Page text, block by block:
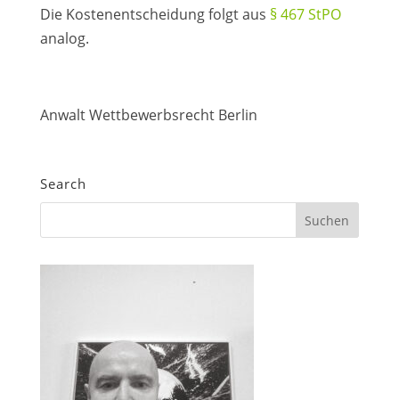
Die Kostenentscheidung folgt aus § 467 StPO
analog.
Anwalt Wettbewerbsrecht Berlin
Search